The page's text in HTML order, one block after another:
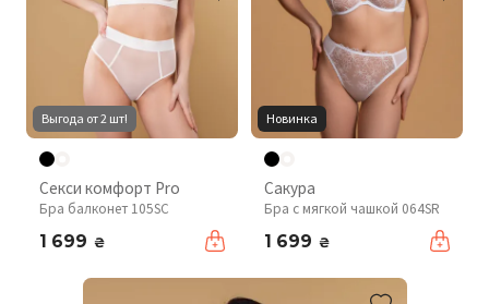
Выгода от 2 шт!
Секси комфорт Pro
Бра балконет 105SC
1 699 ₴
Новинка
Сакура
Бра с мягкой чашкой 064SR
1 699 ₴